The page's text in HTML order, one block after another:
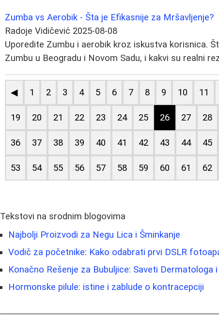
Zumba vs Aerobik - Šta je Efikasnije za Mršavljenje?
Radoje Vidičević 2025-08-08
Uporedite Zumbu i aerobik kroz iskustva korisnica.
Zumbu u Beogradu i Novom Sadu, i kakvi su realni
◀ 1 2 3 4 5 6 7 8 9 10 11
19 20 21 22 23 24 25 26 27 28
36 37 38 39 40 41 42 43 44 45
53 54 55 56 57 58 59 60 61 62
Tekstovi na srodnim blogovima
Najbolji Proizvodi za Negu Lica i Šminkanje
Vodič za početnike: Kako odabrati prvi DSLR
Konačno Rešenje za Bubuljice: Saveti Dermatologa
Hormonske pilule: istine i zablude o kontracepciji